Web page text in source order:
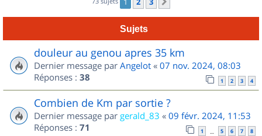
Sujets
douleur au genou apres 35 km
Dernier message par Angelot « 07 nov. 2024, 08:03
Réponses : 38 1 2 3 4
Combien de Km par sortie ?
Dernier message par gerald_83 « 09 févr. 2024, 11:53
Réponses : 71 1 … 5 6 7 8